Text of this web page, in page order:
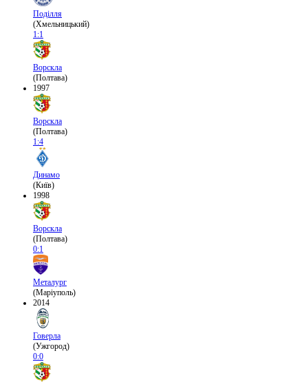
Поділля
(Хмельницький)
1:1
Ворскла
(Полтава)
1997
Ворскла
(Полтава)
1:4
Динамо
(Київ)
1998
Ворскла
(Полтава)
0:1
Металург
(Маріуполь)
2014
Говерла
(Ужгород)
0:0